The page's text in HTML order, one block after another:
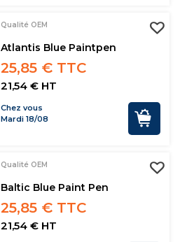
Qualité OEM
Atlantis Blue Paintpen
25,85 € TTC
21,54 € HT
Chez vous
Mardi 18/08
Qualité OEM
Baltic Blue Paint Pen
25,85 € TTC
21,54 € HT